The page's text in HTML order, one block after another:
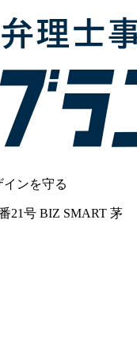
ンを守る
21号 BIZ SMART 茅